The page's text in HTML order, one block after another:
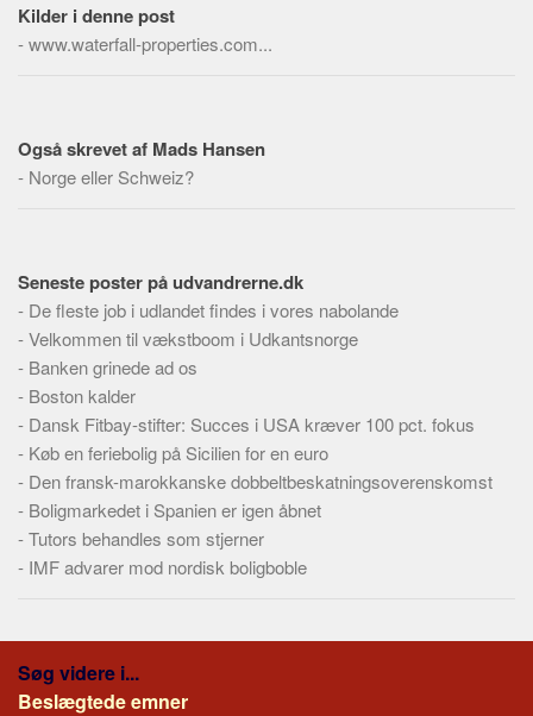
Alle
Meta
Skribenter
Kilder
Om
Webstedet
Forhistorien
Redigering
Tekstannoncer
Bannere
Hjælp
Kilder i denne post
-www.waterfall-properties.com...
Også skrevet af Mads Hansen
- Norge eller Schweiz?
Seneste poster på udvandrerne.dk
- De fleste job i udlandet findes i vores nabolande
-Velkommen til vækstboom i Udkantsnorge
- Banken grinede ad os
- Boston kalder
- Dansk Fitbay-stifter: Succes i USA kræver 100 pct. fokus
- Køb en feriebolig på Sicilien for en euro
- Den fransk-marokkanske dobbeltbeskatningsoverenskomst
- Boligmarkedet i Spanien er igen åbnet
-Tutors behandles som stjerner
- IMF advarer mod nordisk boligboble
Søg videre i...
Beslægtede emner